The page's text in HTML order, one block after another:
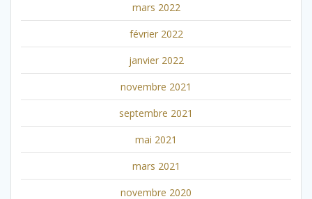
mars 2022
février 2022
janvier 2022
novembre 2021
septembre 2021
mai 2021
mars 2021
novembre 2020